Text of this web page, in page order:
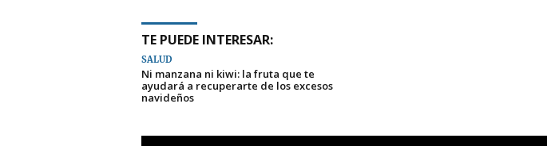
TE PUEDE INTERESAR:
SALUD
Ni manzana ni kiwi: la fruta que te
ayudará a recuperarte de los excesos
navideños